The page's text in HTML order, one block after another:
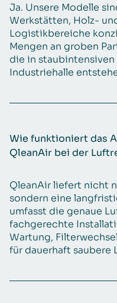
Ja. Unsere Modelle
Werkstätten, Holz-
Logistikbereiche
Mengen an groben
die in
Industriehalle
Wie funktioniert das
QleanAir bei der
QleanAir liefert nicht
sondern eine
umfasst die genaue
fachgerechte
Wartung,
für dauerhaft saubere